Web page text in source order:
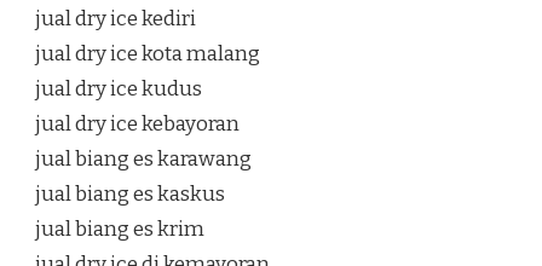
jual dry ice kediri
jual dry ice kota malang
jual dry ice kudus
jual dry ice kebayoran
jual biang es karawang
jual biang es kaskus
jual biang es krim